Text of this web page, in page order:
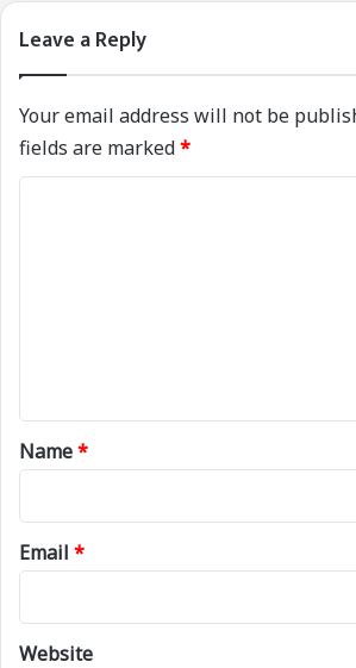
Leave a Reply
Your email address will not be
fields are marked*
*
Name*
Email *
Website